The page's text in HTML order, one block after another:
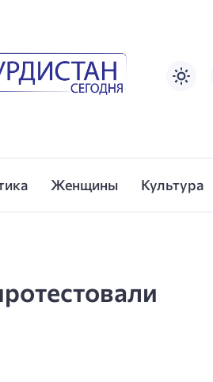
Женщины Культура